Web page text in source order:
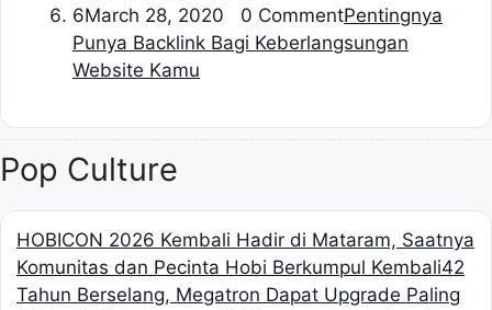
6March 28, 2020 0 CommentPentingnya
Punya Backlink Bagi Keberlangsungan
Website Kamu
Pop Culture
HOBICON 2026 Kembali Hadir di Mataram, Saatnya
Komunitas dan Pecinta Hobi Berkumpul Kembali42
Tahun Berselang, Megatron Dapat Upgrade Paling